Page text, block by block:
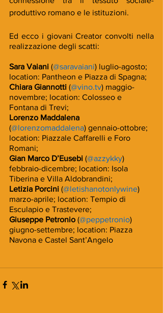
produttivo romano e le istituzioni.
Ed ecco i giovani Creator convolti nella
realizzazione degli scatti:
Sara Vaiani (@saravaiani) luglio-agosto;
location: Pantheon e Piazza di Spagna;
Chiara Giannotti (@vino.tv) maggio-
novembre; location: Colosseo e
Fontana di Trevi;
Lorenzo Maddalena
(@lorenzomaddalena) gennaio-ottobre;
location: Piazzale Caffarelli e Foro
Romani;
Gian Marco D’Eusebi (@azzykky)
febbraio-dicembre; location: Isola
Tiberina e Villa Aldobrandini;
Letizia Porcini (@letishanotonlywine)
marzo-aprile; location: Tempio di
Esculapio e Trastevere;
Giuseppe Petronio (@peppetronio)
giugno-settembre; location: Piazza
Navona e Castel Sant’Angelo